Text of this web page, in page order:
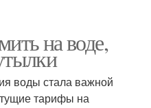
на воде,
воды стала важной
тарифы на